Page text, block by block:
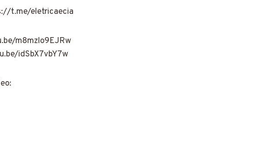
t.me/eletricaecia
m8mzlo9EJRw
idSbX7vbY7w